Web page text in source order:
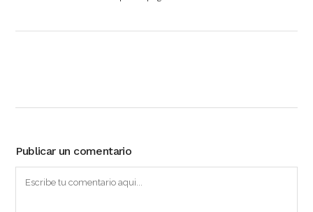
Publicar un comentario